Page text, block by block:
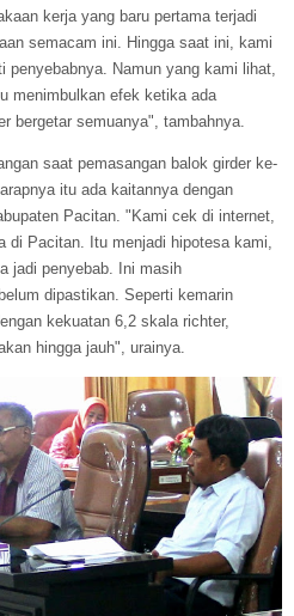
kerja yang baru pertama terjadi
semacam ini. Hingga saat ini, kami
penyebabnya. Namun yang kami lihat,
menimbulkan efek ketika ada
bergetar semuanya", tambahnya.
saat pemasangan balok girder ke-
itu ada kaitannya dengan
Pacitan. "Kami cek di internet,
di Pacitan. Itu menjadi hipotesa kami,
jadi penyebab. Ini masih
dipastikan. Seperti kemarin
kekuatan 6,2 skala richter,
hingga jauh", urainya.